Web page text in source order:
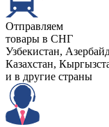
Отправляем
товары в СНГ
Узбекистан,
Казахстан,
и в другие страны